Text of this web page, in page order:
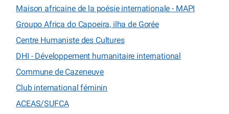
Maison africaine de la poésie internationale - MAPI
Groupo Africa do Capoeira, ilha de Gorée
Centre Humaniste des Cultures
DHI - Développement humanitaire international
Commune de Cazeneuve
Club international féminin
ACEAS/SUFCA